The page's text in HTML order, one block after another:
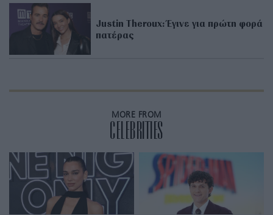
Justin Theroux: Έγινε για πρώτη φορά
πατέρας
MORE FROM
CELEBRITIES